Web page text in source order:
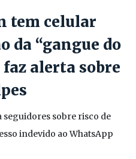
tem celular
da “gangue do
alerta sobre
seguidores sobre risco de
indevido ao WhatsApp